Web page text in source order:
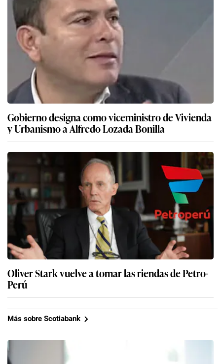
Gobierno designa como viceministro de Vivienda
y Urbanismo a Alfredo Lozada Bonilla
Oliver Stark vuelve a tomar las riendas de Petro-
Perú
Más sobre Scotiabank